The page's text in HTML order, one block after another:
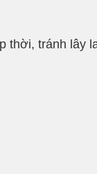
thời, tránh lây